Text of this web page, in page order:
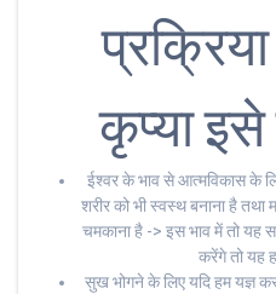
प्रक्रिया
कृप्या
ईश्वर के भाव से आत्मविकास के
शरीर को भी स्वस्थ बनाना है तथा
चमकाना है -> इस भाव में तो यह
करेंगे तो यह
सुख भोगने के लिए यदि हम यज्ञ